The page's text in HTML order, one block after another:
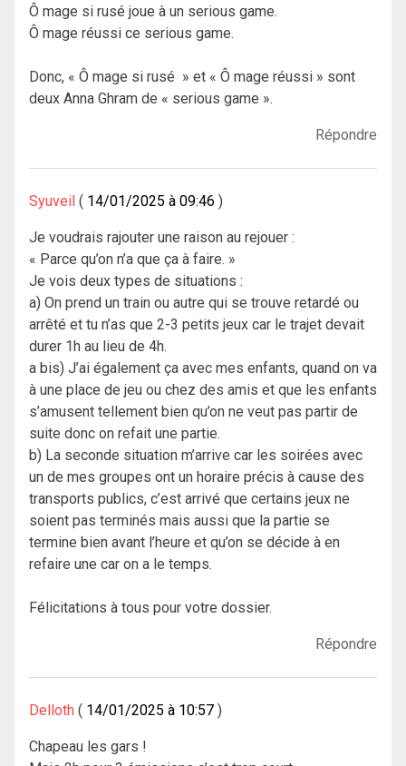
Ô mage si rusé joue à un serious game.
Ô mage réussi ce serious game.
Donc, « Ô mage si rusé » et « Ô mage réussi » sont
deux Anna Ghram de « serious game ».
Répondre
Syuveil 14/01/2025 à 09:46
Je voudrais rajouter une raison au rejouer :
« Parce qu’on n’a que ça à faire. »
Je vois deux types de situations :
a) On prend un train ou autre qui se trouve retardé ou
arrêté et tu n’as que 2-3 petits jeux car le trajet devait
durer 1h au lieu de 4h.
a bis) J’ai également ça avec mes enfants, quand on va
à une place de jeu ou chez des amis et que les enfants
s’amusent tellement bien qu’on ne veut pas partir de
suite donc on refait une partie.
b) La seconde situation m’arrive car les soirées avec
un de mes groupes ont un horaire précis à cause des
transports publics, c’est arrivé que certains jeux ne
soient pas terminés mais aussi que la partie se
termine bien avant l’heure et qu’on se décide à en
refaire une car on a le temps.
Félicitations à tous pour votre dossier.
Répondre
Delloth 14/01/2025 à 10:57
Chapeau les gars !